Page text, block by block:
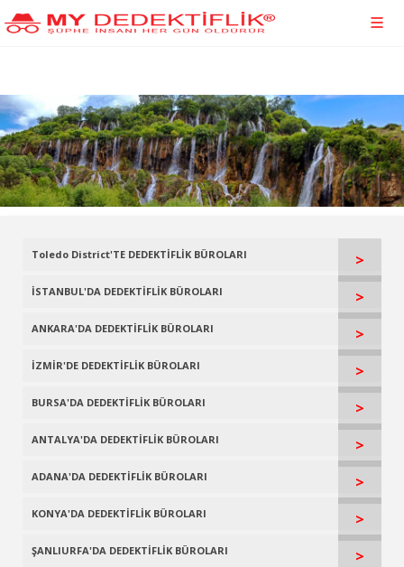
Toledo District'TE DEDEKTİFLİK BÜROLARI >
İSTANBUL'DA DEDEKTİFLİK BÜROLARI >
ANKARA'DA DEDEKTİFLİK BÜROLARI >
İZMİR'DE DEDEKTİFLİK BÜROLARI >
BURSA'DA DEDEKTİFLİK BÜROLARI >
ANTALYA'DA DEDEKTİFLİK BÜROLARI >
ADANA'DA DEDEKTİFLİK BÜROLARI >
KONYA'DA DEDEKTİFLİK BÜROLARI >
ŞANLIURFA'DA DEDEKTİFLİK BÜROLARI >